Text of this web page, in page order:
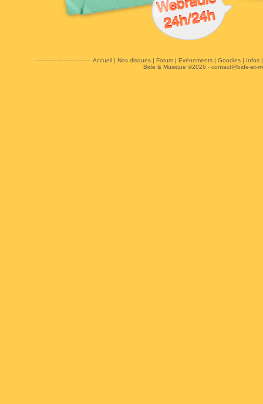
Accueil| Nos disques| Forum| Evénements| Goodies| Infos
Bide & Musique ©2026 - contact@bide-et-